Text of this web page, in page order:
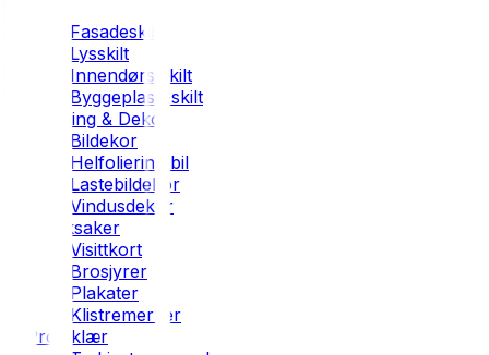
Fasadeskilt
Lysskilt
Innendørs skilt
Byggeplass-skilt
Foliering & Dekor
Bildekor
Helfoliering bil
Lastebildekor
Vindusdekor
Trykksaker
Visittkort
Brosjyrer
Plakater
Klistremerker
Profilklær